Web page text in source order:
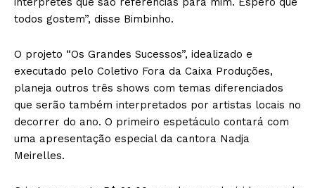
todos gostem”, disse Bimbinho.
O projeto “Os Grandes Sucessos”, idealizado e
executado pelo Coletivo Fora da Caixa Produções,
planeja outros três shows com temas diferenciados
que serão também interpretados por artistas locais no
decorrer do ano. O primeiro espetáculo contará com
uma apresentação especial da cantora Nadja
Meirelles.